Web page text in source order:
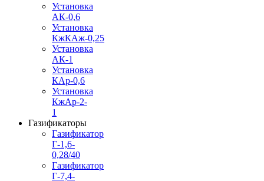
Установка
АК-0,6
Установка
КжКАж-0,25
Установка
АК-1
Установка
КАр-0,6
Установка
КжАр-2-
1
Газификаторы
Газификатор
Г-1,6-
0,28/40
Газификатор
Г-7,4-